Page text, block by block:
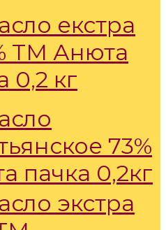
екстра
ТМ Анюта
0,2 кг
73%
пачка 0,2кг
экстра